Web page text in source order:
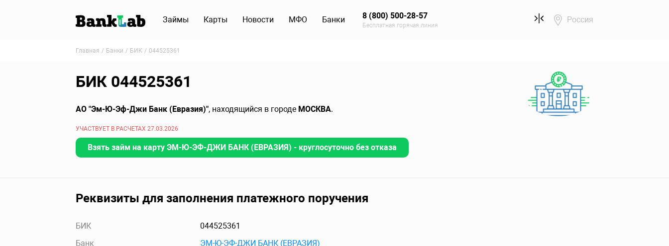
Займы Карты Новости МФО Банки 8 (800) 500-28-57
Бесплатная горячая линия
Россия
Главная Банки БИК 044525361
БИК 044525361
АО "Эм-Ю-Эф-Джи Банк (Евразия)", находящийся в городе МОСКВА.
УЧАСТВУЕТ В РАСЧЕТАХ 27.03.2026
Взять займ на карту ЭМ-Ю-ЭФ-ДЖИ БАНК (ЕВРАЗИЯ) - круглосуточно без отказа
Реквизиты для заполнения платежного поручения
БИК
044525361
Банк
ЭМ-Ю-ЭФ-ДЖИ БАНК (ЕВРАЗИЯ)